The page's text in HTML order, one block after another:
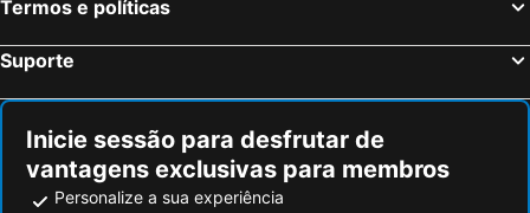
Termos e políticas
Suporte
Inicie sessão para desfrutar de
vantagens exclusivas para membros
Personalize a sua experiência